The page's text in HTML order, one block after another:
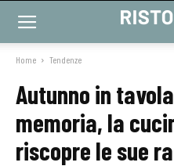
Home Tendenze
Autunno in
memoria, la
riscopre le sue